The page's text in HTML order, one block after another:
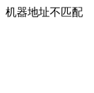
机器地址不匹配